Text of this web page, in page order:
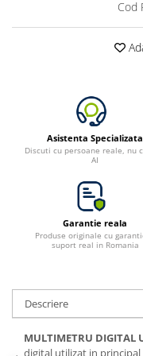
Toate generatoarele
Jackery
Toate panourile
Kituri solare pentru
Frigidere Portabile
Incarcatoare solare
Incarcatoare solare
Incarcatoare solare
Cod
Asistenta Specializata
Discuti cu persoane reale, nu
AI
Garantie reala
Produse originale cu
suport real in Romania
Descriere
MULTIMETRU DIGITAL
digital utilizat in